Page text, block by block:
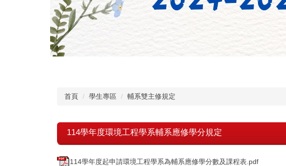
首頁 學生專區 輔系雙主修規定
114學年度環境工程學系輔系應修學分規定
114學年度起申請環境工程學系為輔系應修學分數及課程表.pdf